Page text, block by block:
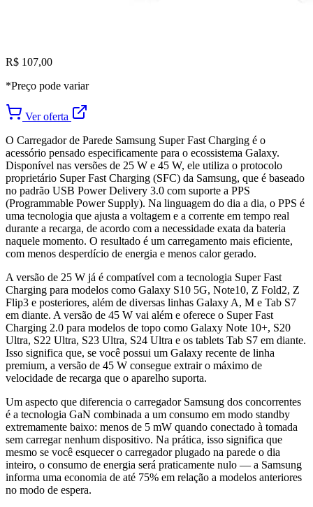
R$ 107,00
*Preço pode variar
Ver oferta
O Carregador de Parede Samsung Super Fast Charging é o
acessório pensado especificamente para o ecossistema Galaxy.
Disponível nas versões de 25 W e 45 W, ele utiliza o protocolo
proprietário Super Fast Charging (SFC) da Samsung, que é baseado
no padrão USB Power Delivery 3.0 com suporte a PPS
(Programmable Power Supply). Na linguagem do dia a dia, o PPS é
uma tecnologia que ajusta a voltagem e a corrente em tempo real
durante a recarga, de acordo com a necessidade exata da bateria
naquele momento. O resultado é um carregamento mais eficiente,
com menos desperdício de energia e menos calor gerado.
A versão de 25 W já é compatível com a tecnologia Super Fast
Charging para modelos como Galaxy S10 5G, Note10, Z Fold2, Z
Flip3 e posteriores, além de diversas linhas Galaxy A, M e Tab S7
em diante. A versão de 45 W vai além e oferece o Super Fast
Charging 2.0 para modelos de topo como Galaxy Note 10+, S20
Ultra, S22 Ultra, S23 Ultra, S24 Ultra e os tablets Tab S7 em diante.
Isso significa que, se você possui um Galaxy recente de linha
premium, a versão de 45 W consegue extrair o máximo de
velocidade de recarga que o aparelho suporta.
Um aspecto que diferencia o carregador Samsung dos concorrentes
é a tecnologia GaN combinada a um consumo em modo standby
extremamente baixo: menos de 5 mW quando conectado à tomada
sem carregar nenhum dispositivo. Na prática, isso significa que
mesmo se você esquecer o carregador plugado na parede o dia
inteiro, o consumo de energia será praticamente nulo — a Samsung
informa uma economia de até 75% em relação a modelos anteriores
no modo de espera.